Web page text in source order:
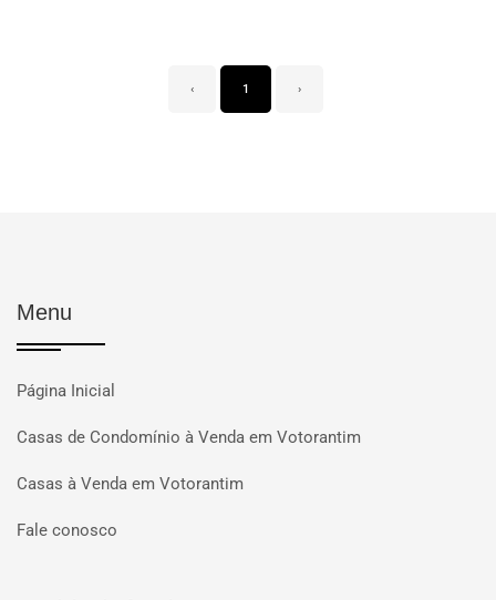
‹ 1 ›
Menu
Página Inicial
Casas de Condomínio à Venda em Votorantim
Casas à Venda em Votorantim
Fale conosco